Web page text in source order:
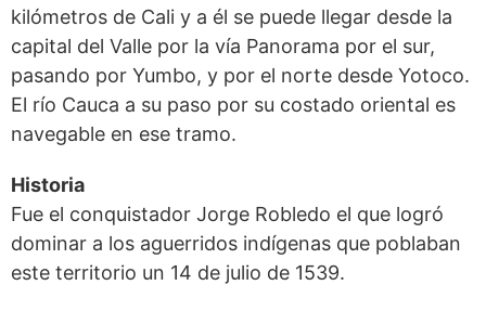
kilómetros de Cali y a él se puede llegar desde la
capital del Valle por la vía Panorama por el sur,
pasando por Yumbo, y por el norte desde Yotoco.
El río Cauca a su paso por su costado oriental es
navegable en ese tramo.
Historia
Fue el conquistador Jorge Robledo el que logró
dominar a los aguerridos indígenas que poblaban
este territorio un 14 de julio de 1539.